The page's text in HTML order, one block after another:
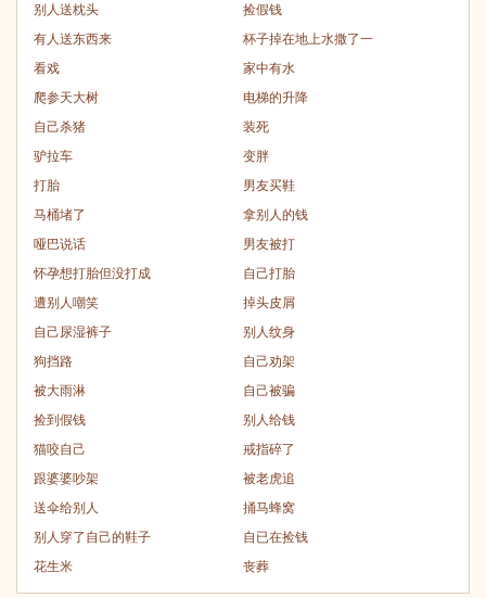
别人送枕头
捡假钱
有人送东西来
杯子掉在地上水撒了一
看戏
家中有水
爬参天大树
电梯的升降
自己杀猪
装死
驴拉车
变胖
打胎
男友买鞋
马桶堵了
拿别人的钱
哑巴说话
男友被打
怀孕想打胎但没打成
自己打胎
遭别人嘲笑
掉头皮屑
自己尿湿裤子
别人纹身
狗挡路
自己劝架
被大雨淋
自己被骗
捡到假钱
别人给钱
猫咬自己
戒指碎了
跟婆婆吵架
被老虎追
送伞给别人
捅马蜂窝
别人穿了自己的鞋子
自已在捡钱
花生米
丧葬